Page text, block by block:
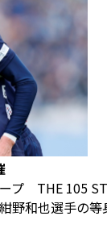
プ THE 105
野和也選手の